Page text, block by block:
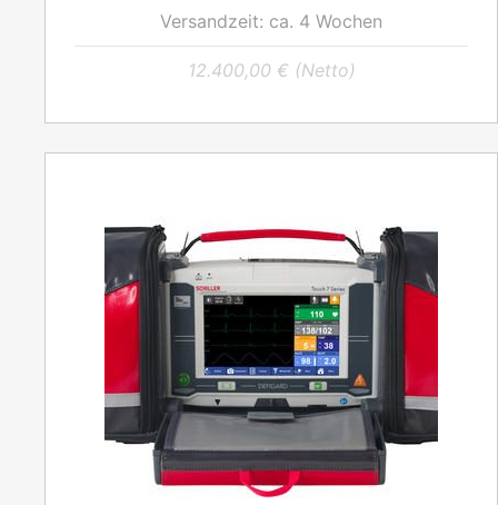
Versandzeit: ca. 4 Wochen
12.400,00 € (Netto)